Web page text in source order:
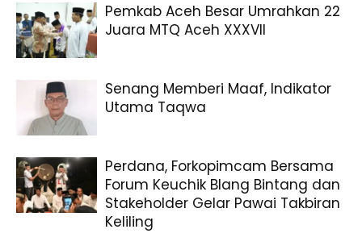
Pemkab Aceh Besar Umrahkan 22
Juara MTQ Aceh XXXVII
Senang Memberi Maaf, Indikator
Utama Taqwa
Perdana, Forkopimcam Bersama
Forum Keuchik Blang Bintang dan
Stakeholder Gelar Pawai Takbiran
Keliling